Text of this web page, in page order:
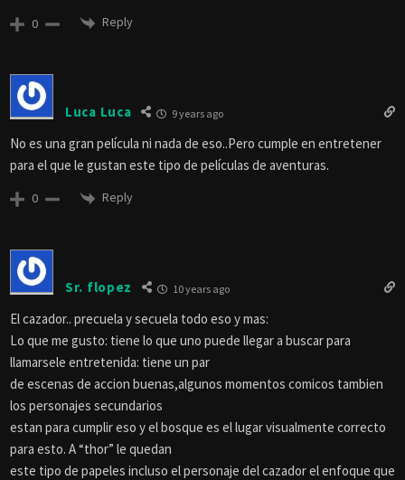
0 Reply
Luca Luca 9 years ago
No es una gran película ni nada de eso..Pero cumple en entretener
para el que le gustan este tipo de películas de aventuras.
0 Reply
Sr. flopez 10 years ago
El cazador.. precuela y secuela todo eso y mas:
Lo que me gusto: tiene lo que uno puede llegar a buscar para
llamarsele entretenida: tiene un par
de escenas de accion buenas,algunos momentos comicos tambien
los personajes secundarios
estan para cumplir eso y el bosque es el lugar visualmente correcto
para esto. A “thor” le quedan
este tipo de papeles incluso el personaje del cazador el enfoque que